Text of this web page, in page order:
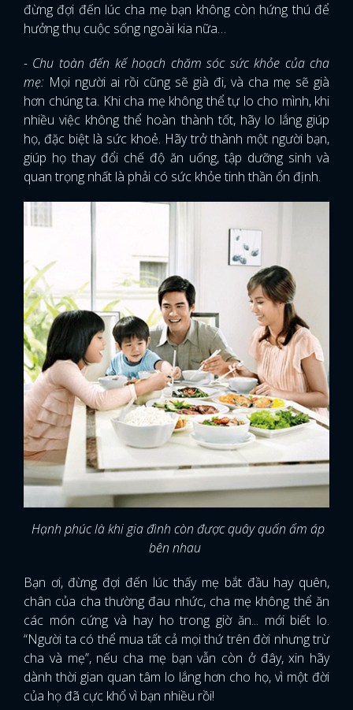
đừng đợi đến lúc cha mẹ bạn không còn hứng thú để
hưởng thụ cuộc sống ngoài kia nữa…
- Chu toàn đến kế hoạch chăm sóc sức khỏe của cha
mẹ: Mọi người ai rồi cũng sẽ già đi, và cha mẹ sẽ già
hơn chúng ta. Khi cha mẹ không thể tự lo cho mình, khi
nhiều việc không thể hoàn thành tốt, hãy lo lắng giúp
họ, đặc biệt là sức khoẻ. Hãy trở thành một người bạn,
giúp họ thay đổi chế độ ăn uống, tập dưỡng sinh và
quan trọng nhất là phải có sức khỏe tinh thần ổn định.
Hạnh phúc là khi gia đình còn được quây quấn ấm áp
bên nhau
Bạn ơi, đừng đợi đến lúc thấy mẹ bắt đầu hay quên,
chân của cha thường đau nhức, cha mẹ không thể ăn
các món cứng và hay ho trong giờ ăn... mới biết lo.
“Người ta có thể mua tất cả mọi thứ trên đời nhưng trừ
cha và mẹ”, nếu cha mẹ bạn vẫn còn ở đây, xin hãy
dành thời gian quan tâm lo lắng hơn cho họ, vì một đời
của họ đã cực khổ vì bạn nhiều rồi!